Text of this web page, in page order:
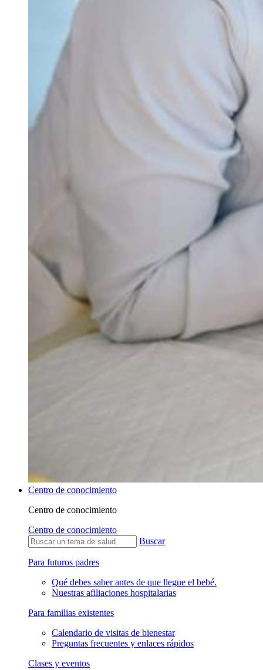
Centro de conocimiento
Centro de conocimiento
Centro de conocimiento
Buscar
Para futuros padres
Qué debes saber antes de que llegue el bebé.
Nuestras afiliaciones hospitalarias
Para familias existentes
Calendario de visitas de bienestar
Preguntas frecuentes y enlaces rápidos
Clases y eventos